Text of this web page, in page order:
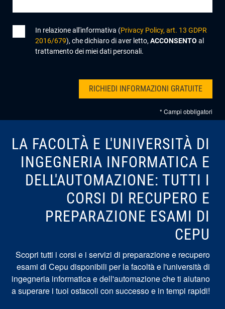
In relazione all'informativa (Privacy Policy, art. 13 GDPR
2016/679), che dichiaro di aver letto, ACCONSENTO al
trattamento dei miei dati personali.
* Campi obbligatori
LA FACOLTÀ E L'UNIVERSITÀ DI
INGEGNERIA INFORMATICA E
DELL'AUTOMAZIONE: TUTTI I
CORSI DI RECUPERO E
PREPARAZIONE ESAMI DI
CEPU
Scopri tutti i corsi e i servizi di preparazione e recupero
esami di Cepu disponibili per la facoltà e l'università di
ingegneria informatica e dell'automazione che ti aiutano
a superare i tuoi ostacoli con successo e in tempi rapidi!